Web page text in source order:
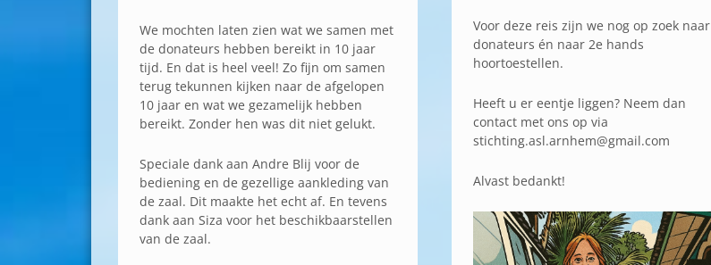
We mochten laten zien wat we samen met
de donateurs hebben bereikt in 10 jaar
tijd. En dat is heel veel! Zo fijn om samen
terug tekunnen kijken naar de afgelopen
10 jaar en wat we gezamelijk hebben
bereikt. Zonder hen was dit niet gelukt.
Speciale dank aan Andre Blij voor de
bediening en de gezellige aankleding van
de zaal. Dit maakte het echt af. En tevens
dank aan Siza voor het beschikbaarstellen
van de zaal.
Voor deze reis zijn we nog op zoek naar
donateurs én naar 2e hands
hoortoestellen.
Heeft u er eentje liggen? Neem dan
contact met ons op via
stichting.asl.arnhem@gmail.com
Alvast bedankt!